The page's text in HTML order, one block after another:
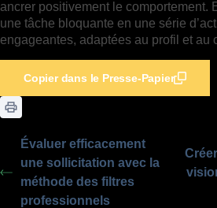
ancrer positivement le comportement.
une tâche bloquante en une série
engageantes, adaptées au profil et au
Copier dans le Presse-Papier
Évaluer efficacement
une sollicitation avec la
méthode des filtres
professionnels